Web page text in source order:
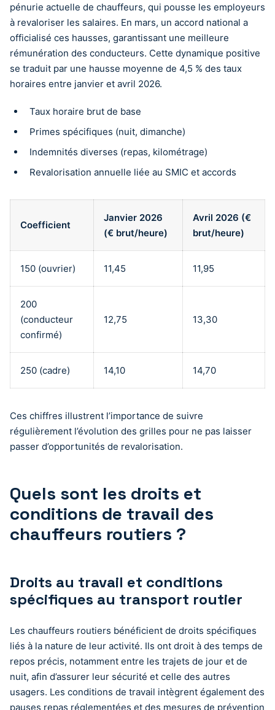
pénurie actuelle de chauffeurs, qui pousse les employeurs
à revaloriser les salaires. En mars, un accord national a
officialisé ces hausses, garantissant une meilleure
rémunération des conducteurs. Cette dynamique positive
se traduit par une hausse moyenne de 4,5 % des taux
horaires entre janvier et avril 2026.
Taux horaire brut de base
Primes spécifiques (nuit, dimanche)
Indemnités diverses (repas, kilométrage)
Revalorisation annuelle liée au SMIC et accords
Coefficient
Janvier 2026
(€ brut/heure)
Avril 2026 (€
brut/heure)
150 (ouvrier) 11,45 11,95
200
(conducteur
confirmé)
12,75 13,30
250 (cadre) 14,10 14,70
Ces chiffres illustrent l’importance de suivre
régulièrement l’évolution des grilles pour ne pas laisser
passer d’opportunités de revalorisation.
Quels sont les droits et
conditions de travail des
chauffeurs routiers ?
Droits au travail et conditions
spécifiques au transport routier
Les chauffeurs routiers bénéficient de droits spécifiques
liés à la nature de leur activité. Ils ont droit à des temps de
repos précis, notamment entre les trajets de jour et de
nuit, afin d’assurer leur sécurité et celle des autres
usagers. Les conditions de travail intègrent également des
pauses repas réglementées et des mesures de prévention